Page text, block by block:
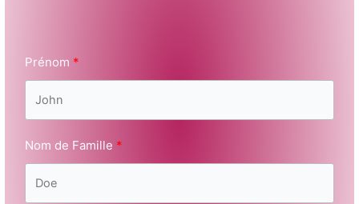
Prénom
Nom de Famille